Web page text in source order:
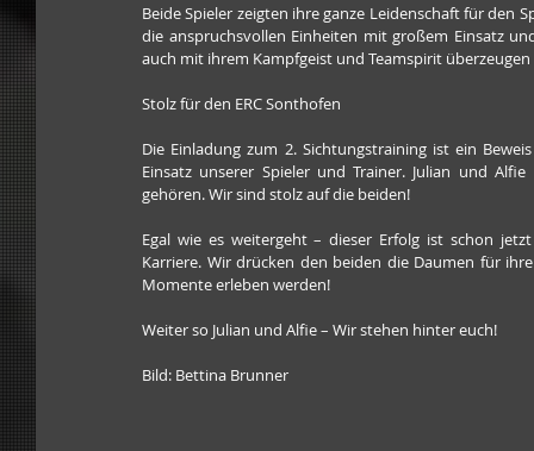
Beide Spieler zeigten ihre ganze Leidenschaft für den
die anspruchsvollen Einheiten mit großem Einsatz
auch mit ihrem Kampfgeist und Teamspirit
Stolz für den ERC Sonthofen
Die Einladung zum 2. Sichtungstraining ist ein
Einsatz unserer Spieler und Trainer. Julian und
gehören. Wir sind stolz auf die beiden!
Egal wie es weitergeht – dieser Erfolg ist schon
Karriere. Wir drücken den beiden die Daumen für
Momente erleben werden!
Weiter so Julian und Alfie – Wir stehen hinter euch!
Bild: Bettina Brunner